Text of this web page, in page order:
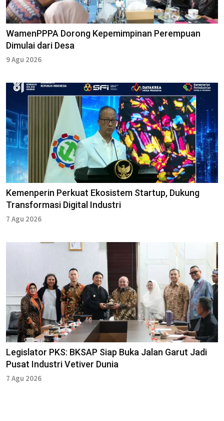
WamenPPPA Dorong Kepemimpinan Perempuan
Dimulai dari Desa
9 Agu 2026
Kemenperin Perkuat Ekosistem Startup, Dukung
Transformasi Digital Industri
7 Agu 2026
Legislator PKS: BKSAP Siap Buka Jalan Garut Jadi
Pusat Industri Vetiver Dunia
7 Agu 2026